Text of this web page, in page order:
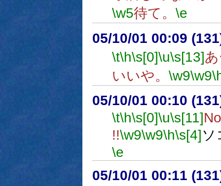
\w5待て。 \e
05/10/01 00:09
\t\h\s[0]\u\s[13]
いいや。 \w9\w9
05/10/01 00:10
\t\h\s[0]\u\s[11]
!!\w9\w9\h\s[4]ソ
\e
05/10/01 00:11